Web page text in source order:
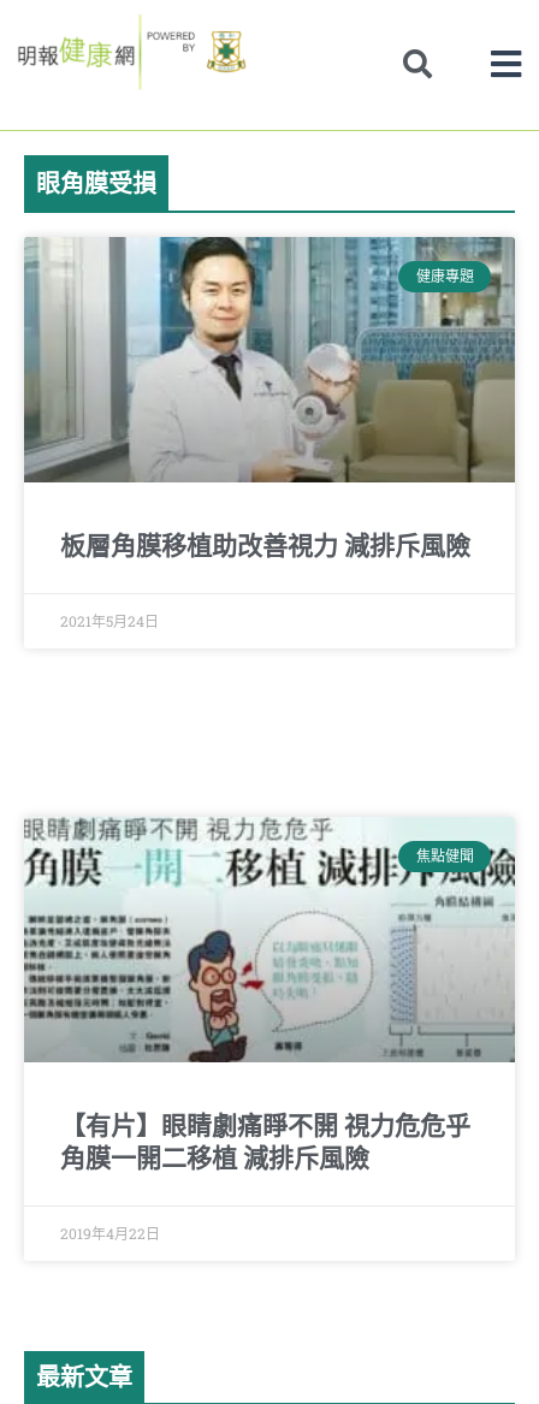
to
眼角膜受損
健康專題
板層角膜移植助改善視力 減排斥風險
2021年5月24日
焦點健聞
【有片】眼睛劇痛睜不開 視力危危乎
角膜一開二移植 減排斥風險
2019年4月22日
最新文章